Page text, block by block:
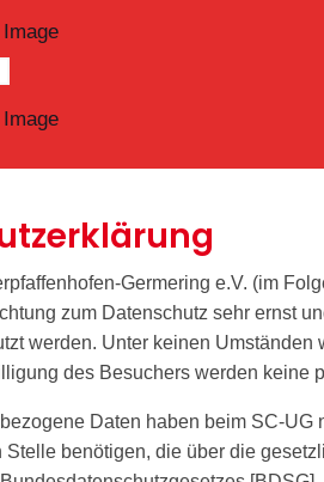
Germering e.V. (im
zum Datenschutz sehr ernst
werden. Unter keinen
des Besuchers werden keine
Daten haben beim SC-
Stelle benötigen, die über die